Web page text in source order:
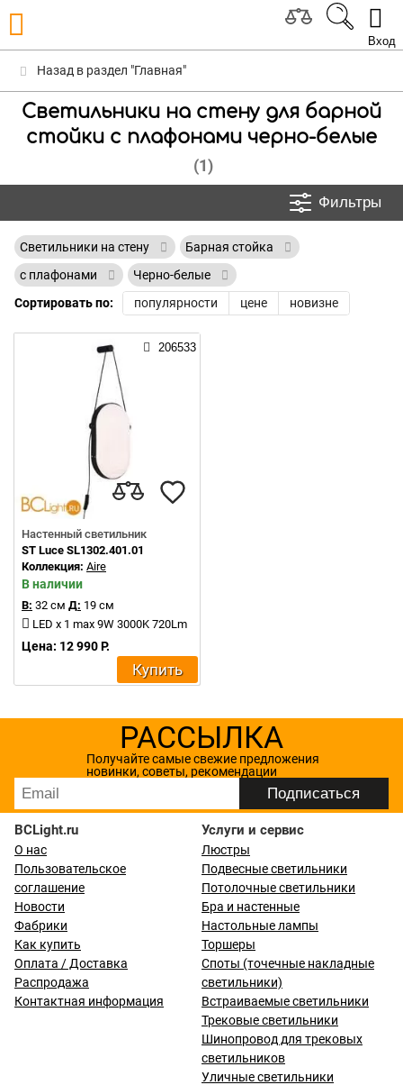
Вход
Назад в раздел "Главная"
Светильники на стену для барной
стойки с плафонами черно-белые
(1)
Фильтры
Светильники на стену
Барная стойка
с плафонами
Черно-белые
Сортировать по:
популярности цене новизне
206533
Настенный светильник
ST Luce SL1302.401.01
Коллекция: Aire
В наличии
В: 32 см Д: 19 см
LED x 1 max 9W 3000K 720Lm
Цена: 12 990 Р.
Купить
РАССЫЛКА
Получайте самые свежие предложения
новинки, советы, рекомендации
BCLight.ru
О нас
Пользовательское
соглашение
Новости
Фабрики
Как купить
Оплата / Доставка
Распродажа
Контактная информация
Услуги и сервис
Люстры
Подвесные светильники
Потолочные светильники
Бра и настенные
Настольные лампы
Торшеры
Споты (точечные накладные
светильники)
Встраиваемые светильники
Трековые светильники
Шинопровод для трековых
светильников
Уличные светильники